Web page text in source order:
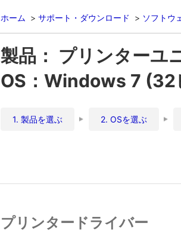
ホーム サポート・ダウンロード ソフトウ
製品： プリンターユ
OS：Windows 7 (32
1. 製品を選ぶ 2. OSを選ぶ
プリンタードライバー